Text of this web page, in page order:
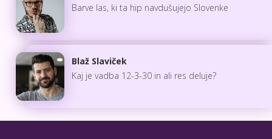
Barve las, ki ta hip navdušujejo Slovenke
Blaž Slaviček
Kaj je vadba 12-3-30 in ali res deluje?